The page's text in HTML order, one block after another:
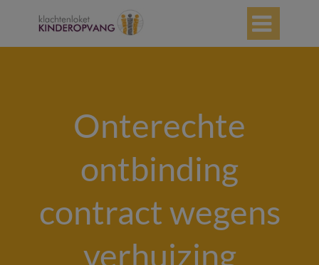

Onterechte
ontbinding
contract wegens
verhuizing